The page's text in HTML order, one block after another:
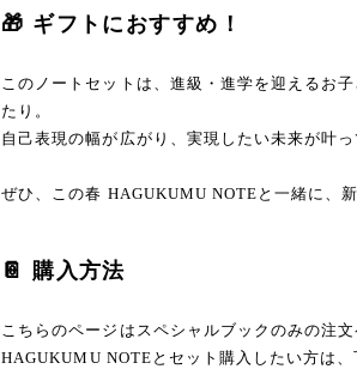
🎁 ギフトにおすすめ！
このノートセットは、進級・進学を迎えるお
たり。
自己表現の幅が広がり、実現したい未来が叶
ぜひ、この春 HAGUKUMU NOTEと一緒に、
📔 購入方法
こちらのページはスペシャルブックのみの注文
HAGUKUMU NOTEとセット購入したい方は